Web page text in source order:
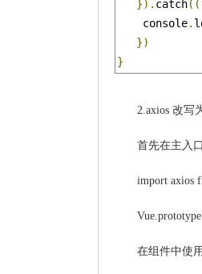
}). catch((
    console
.
})
}
2.axios 改写
首先在主入
import axios
在组件中使